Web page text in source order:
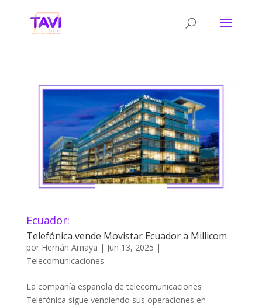
Ecuador:
Telefónica vende Movistar Ecuador a Millicom
por Hernán Amaya | Jun 13, 2025 |
Telecomunicaciones
La compañía española de telecomunicaciones
Telefónica sigue vendiendo sus operaciones en